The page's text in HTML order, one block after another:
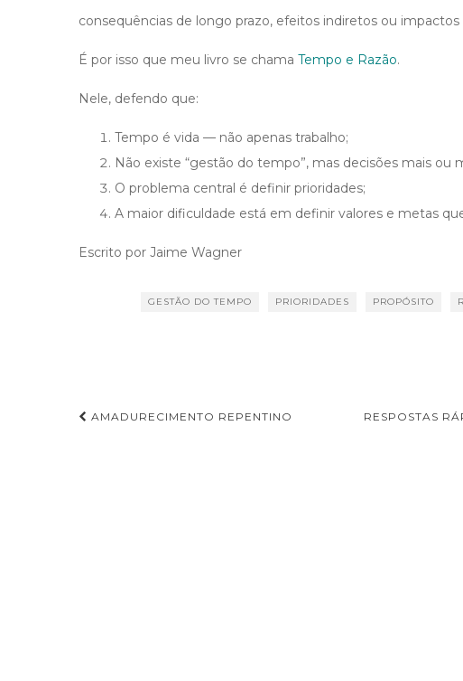
consequências de longo prazo, efeitos indiretos ou impactos
É por isso que meu livro se chama Tempo e Razão.
Nele, defendo que:
Tempo é vida — não apenas trabalho;
Não existe “gestão do tempo”, mas decisões mais ou
O problema central é definir prioridades;
A maior dificuldade está em definir valores e metas
Escrito por Jaime Wagner
GESTÃO DO TEMPO PRIORIDADES PROPÓSITO
AMADURECIMENTO REPENTINO RESPOSTAS